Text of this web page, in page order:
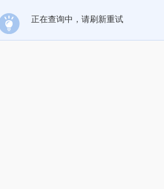
正在查询中，请刷新重试